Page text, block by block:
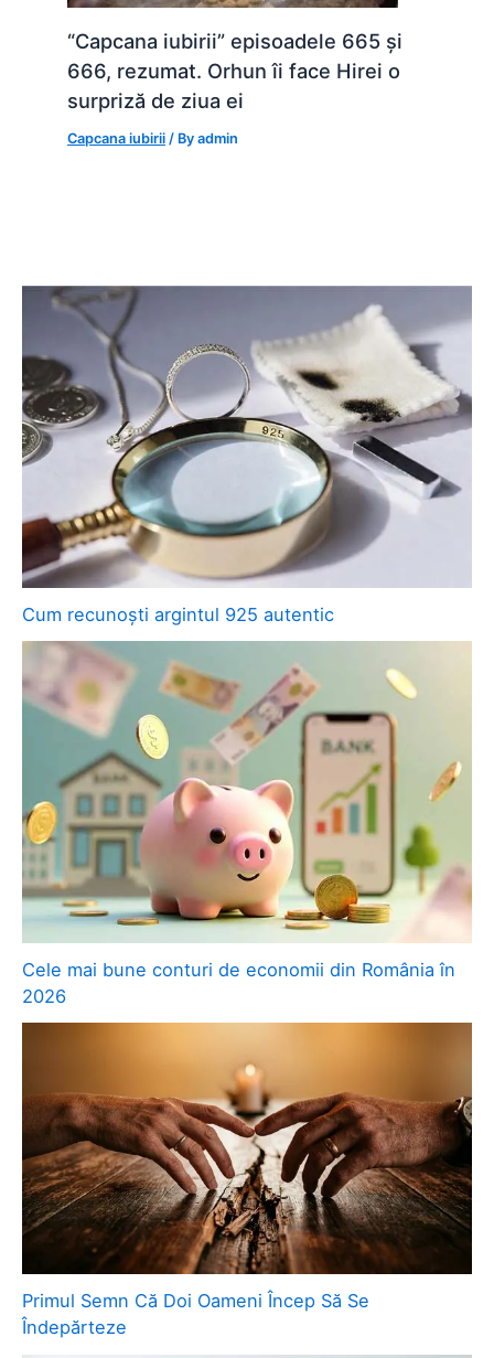
“Capcana iubirii” episoadele 665 și
666, rezumat. Orhun îi face Hirei o
surpriză de ziua ei
Capcana iubirii / Byadmin
Cum recunoști argintul 925 autentic
Cele mai bune conturi de economii din România în
2026
Primul Semn Că Doi Oameni Încep Să Se
Îndepărteze